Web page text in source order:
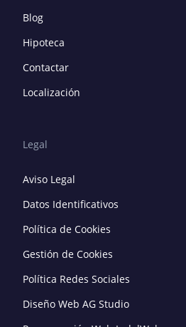
Blog
Hipoteca
Contactar
Localización
Legal
Aviso Legal
Datos Identificativos
Política de Cookies
Gestión de Cookies
Política Redes Sociales
Diseño Web AG Studio